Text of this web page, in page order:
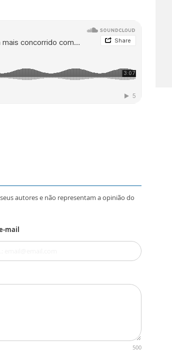
autores e não representam a opinião do
mail
500